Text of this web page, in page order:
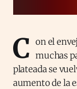
C on el
muchas
plateada se
aumento de la